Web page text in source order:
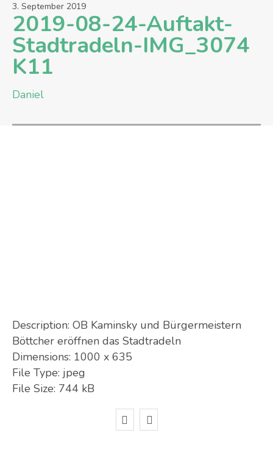
3. September 2019
2019-08-24-Auftakt-
Stadtradeln-IMG_3074
K11
Daniel
Description: OB Kaminsky und Bürgermeistern
Böttcher eröffnen das Stadtradeln
Dimensions: 1000 x 635
File Type: jpeg
File Size: 744 kB